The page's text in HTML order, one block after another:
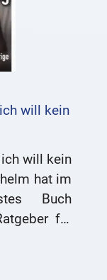
will kein
will kein
hat im
Buch
für